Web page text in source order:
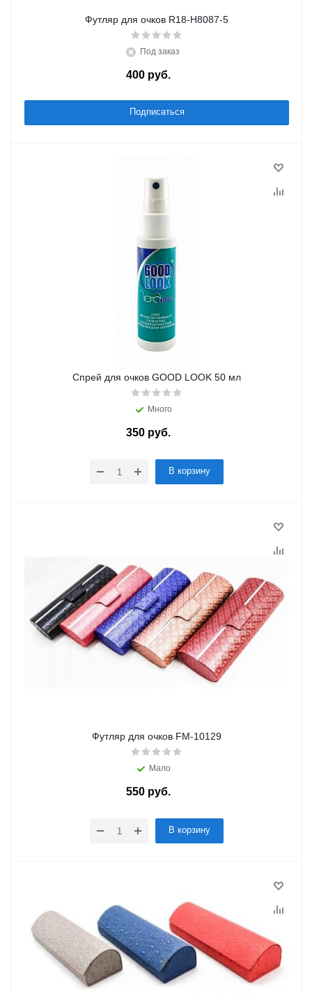
Футляр для очков R18-H8087-5
Под заказ
400руб./шт
Подписаться
Спрей для очков GOOD LOOK 50 мл
Много
350руб./шт
В корзину
Футляр для очков FM-10129
Мало
550руб./шт
В корзину